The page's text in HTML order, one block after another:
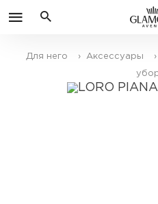
Для него › Аксессуары